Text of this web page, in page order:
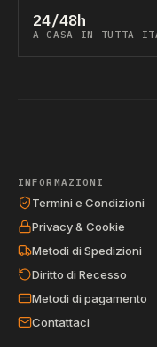
24/48h
A CASA IN TUTTA
INFORMAZIONI
Termini e Condizioni
Privacy & Cookie
Metodi di Spedizioni
Diritto di Recesso
Metodi di pagamento
Contattaci